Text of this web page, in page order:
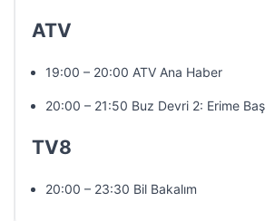
ATV
19:00 – 20:00 ATV Ana Haber
20:00 – 21:50 Buz Devri 2: Erime
TV8
20:00 – 23:30 Bil Bakalım